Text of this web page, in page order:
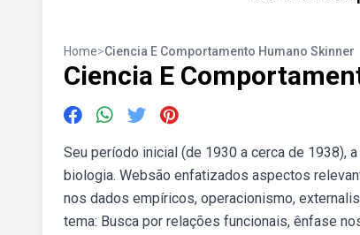
Home>Ciencia E Comportamento Humano Skinner
Ciencia E
Seu período inicial (de 1930 a cerca de 1938),
biologia. Websão enfatizados aspectos
nos dados empíricos, operacionismo,
tema: Busca por relações funcionais, ênfase